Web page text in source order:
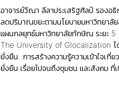
อาจารย์วีณา ลีลาประเสริฐศิลป์ รองอ
ลดปริมาณขยะตามนโยบายมหาวิทยาลั
แผนกลยุทธ์มหาวิทยาลัยทักษิณ ระยะ
The University of Glocalization โ
ยั่งยืน การสร้างความรู้ความเข้าใจเกี่
ยั่งยืน เรื่อยไปจนถึงชุมชน และสังคม ที่